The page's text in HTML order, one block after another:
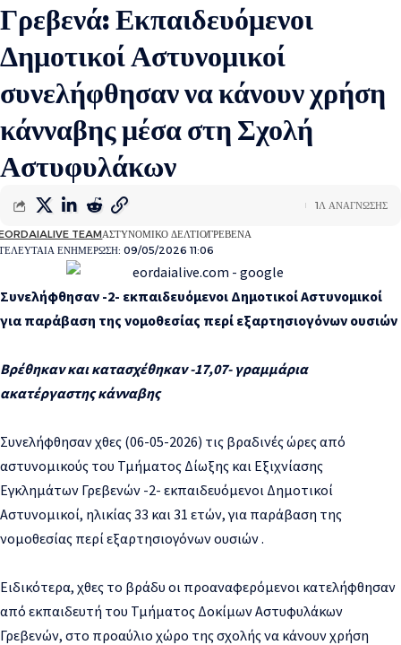
Γρεβενά: Εκπαιδευόμενοι
Δημοτικοί Αστυνομικοί
συνελήφθησαν να κάνουν χρήση
κάνναβης μέσα στη Σχολή
Αστυφυλάκων
ΕΝΗΜΕΡΩΣΗ: 09/05/2026 11:06
TEAMΑΣΤΥΝΟΜΙΚΟ ΔΕΛΤΙΟΓΡΕΒΕΝΑ
1Λ ΑΝΑΓΝΩΣΗΣ
Συνελήφθησαν -2- εκπαιδευόμενοι Δημοτικοί Αστυνομικοί
για παράβαση της νομοθεσίας περί εξαρτησιογόνων ουσιών
Βρέθηκαν και κατασχέθηκαν -17,07- γραμμάρια
ακατέργαστης κάνναβης
Συνελήφθησαν χθες (06-05-2026) τις βραδινές ώρες από
αστυνομικούς του Τμήματος Δίωξης και Εξιχνίασης
Εγκλημάτων Γρεβενών -2- εκπαιδευόμενοι Δημοτικοί
Αστυνομικοί, ηλικίας 33 και 31 ετών, για παράβαση της
νομοθεσίας περί εξαρτησιογόνων ουσιών .
Ειδικότερα, χθες το βράδυ οι προαναφερόμενοι κατελήφθησαν
από εκπαιδευτή του Τμήματος Δοκίμων Αστυφυλάκων
Γρεβενών, στο προαύλιο χώρο της σχολής να κάνουν χρήση